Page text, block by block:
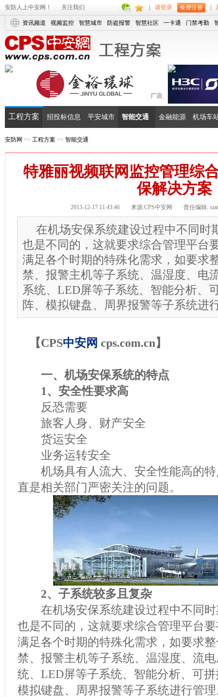
安防人上中安网！ 关注我们 请登录 免费注册
资讯频道 视频监控 智慧城市 防盗报警 智慧社区 一卡通 门禁考勤
工程方案 招投标信息 平安城市 智能交通 金融能源 机场车
安防网 >> 工程方案 >> 智能交通
特雅丽视频联网监控管理
保解决方案
2013-12-17 11:43:46 来源:CPS中安网 责任编辑:
在机场安保系统建设过程中不同时
也是不同的，这就要求综合管理平台
满足各个时期的特殊化需求，如要求
禁、报警主机等子系统、温湿度、电
系统、LED屏等子系统、智能分析、
阵、模拟键盘、周界报警等子系统进
【CPS中安网 cps.com.cn】
一、机场安保系统的特点
1、安全性要求高
反恐需要
旅客人身、财产安全
货运安全
业务运转安全
机场具有人流大、安全性能高的特
直是相关部门严密关注的问题。
2、子系统较多且复杂
在机场安保系统建设过程中不同时
也是不同的，这就要求综合管理平台
满足各个时期的特殊化需求，如要求
禁、报警主机等子系统、温湿度、流
统、LED屏等子系统、智能分析、可
模拟键盘、周界报警等子系统进行管